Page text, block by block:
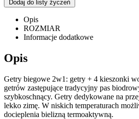
Dodaj do listy życzeń
Opis
ROZMIAR
Informacje dodatkowe
Opis
Getry biegowe 2w1: getry + 4 kieszonki
getrów zastępujące tradycyjny pas
szybkoschnący. Getry dedykowane na
lekko zimę. W niskich temperaturach
docieplenia bielizną termoaktywną.